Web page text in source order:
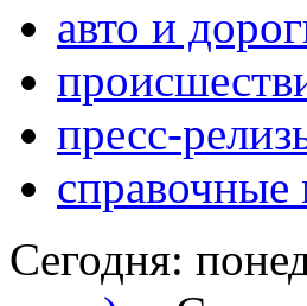
авто и
пресс-
справочные
Сегодня: